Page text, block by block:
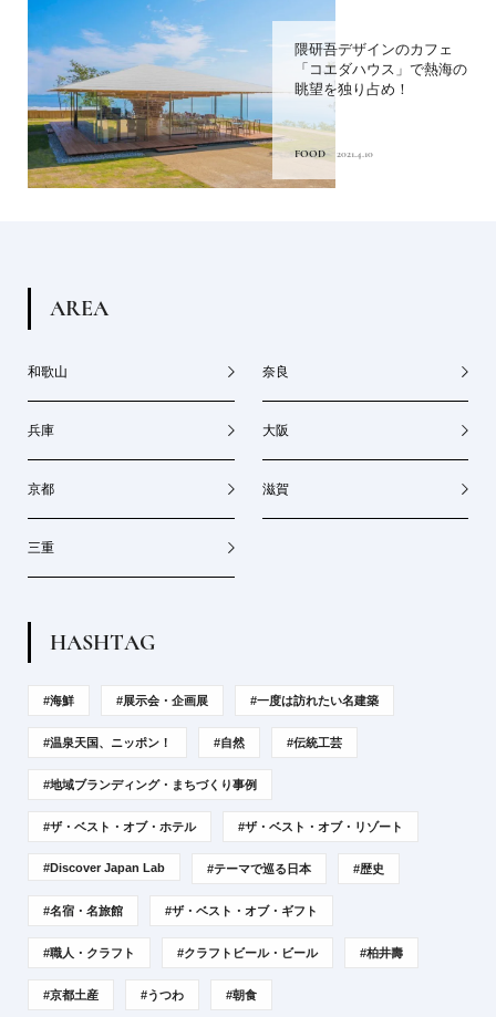
隈研吾デザインのカフェ
「コエダハウス」で熱海の
眺望を独り占め！
FOOD 2021.4.10
AREA
和歌山 奈良
兵庫 大阪
京都 滋賀
三重
HASHTAG
#海鮮 #展示会・企画展 #一度は訪れたい名建築
#温泉天国、ニッポン！ #自然 #伝統工芸
#地域ブランディング・まちづくり事例
#ザ・ベスト・オブ・ホテル #ザ・ベスト・オブ・リゾート
#Discover Japan Lab #テーマで巡る日本 #歴史
#名宿・名旅館 #ザ・ベスト・オブ・ギフト
#職人・クラフト #クラフトビール・ビール #柏井壽
#京都土産 #うつわ #朝食